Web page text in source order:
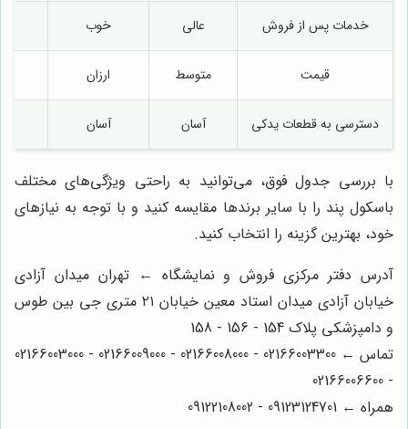
خدمات پس از فروش عالی خوب
قیمت متوسط ارزان
دسترسی به قطعات یدکی آسان آسان
با بررسی جدول فوق، می‌توانید به راحتی ویژگی‌های مختلف
باسکول پند را با سایر برندها مقایسه کنید و با توجه به نیازهای
خود، بهترین گزینه را انتخاب کنید.
آدرس دفتر مرکزی فروش و نمایشگاه ← تهران میدان آزادی
خیابان آزادی میدان استاد معین خیابان ۲۱ متری جی بین طوس
و دامپزشکی پلاک 154 - 156 - 158
تماس ← 02166003300 - 02166008000 - 02166009000 - 02166003000
- 02166006600
همراه ← 09123124701 - 09122108002